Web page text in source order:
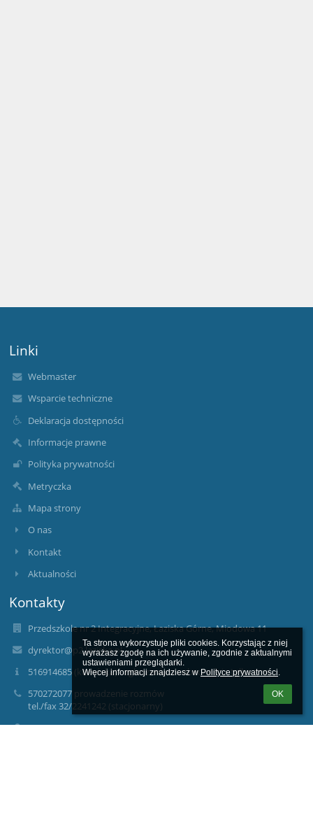
Ta strona wykorzystuje pliki cookies. Korzystając z niej
wyrażasz zgodę na ich używanie, zgodnie z aktualnymi
ustawieniami przeglądarki.
Więcej informacji znajdziesz w Polityce prywatności.
OK
Linki
Webmaster
Wsparcie techniczne
Deklaracja dostępności
Informacje prawne
Polityka prywatności
Metryczka
Mapa strony
O nas
Kontakt
Aktualności
Kontakty
Przedszkole nr 2 Integracyjne, Łaziska Górne, Miodowa 11
dyrektor@p2.laziska.pl
516914685 (komórka) - zgłoszenia nieobecności - tylko sms
570272077 prowadzenie rozmów
tel./fax 32/2241242 (stacjonarny)
Miodowa